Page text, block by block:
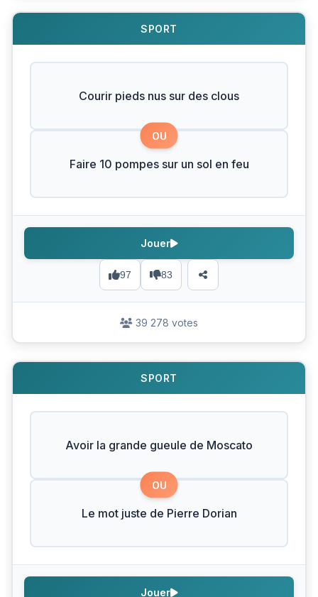
SPORT
Courir pieds nus sur des clous
OU
Faire 10 pompes sur un sol en feu
97 83
Jouer
39 278 votes
SPORT
Avoir la grande gueule de Moscato
OU
Le mot juste de Pierre Dorian
Jouer